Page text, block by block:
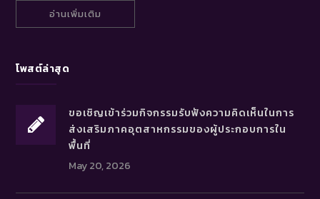
อ่านเพิ่มเติม
โพสต์ล่าสุด
ขอเชิญเข้าร่วมกิจกรรมรับฟังความคิดเห็นในการ
ส่งเสริมภาคอุตสาหกรรมของผู้ประกอบการใน
พื้นที่
May 20, 2026